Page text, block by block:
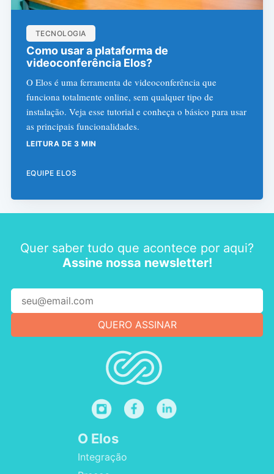
TECNOLOGIA
Como usar a plataforma de
videoconferência Elos?
O Elos é uma ferramenta de videoconferência que
funciona totalmente online, sem qualquer tipo de
instalação. Veja esse tutorial e conheça o básico para usar
as principais funcionalidades.
LEITURA DE 3 MIN
EQUIPE ELOS
Quer saber tudo que acontece por aqui?
Assine nossa newsletter!
O Elos
Integração